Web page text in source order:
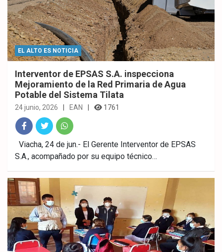
EL ALTO ES NOTICIA
Interventor de EPSAS S.A. inspecciona
Mejoramiento de la Red Primaria de Agua
Potable del Sistema Tilata
24 junio, 2026 EAN 1761
Fac
ebo
ok
Twitt
er
What
sAp
p
Viacha, 24 de jun.- El Gerente Interventor de EPSAS
S.A., acompañado por su equipo técnico…